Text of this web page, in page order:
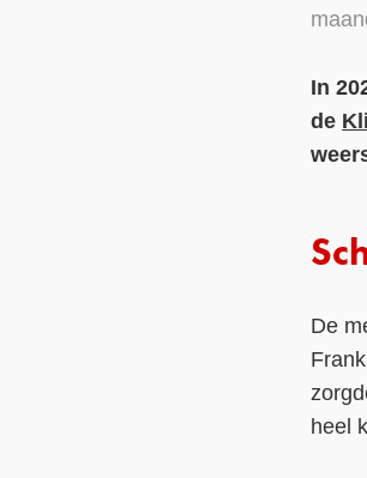
In
de
De
heel